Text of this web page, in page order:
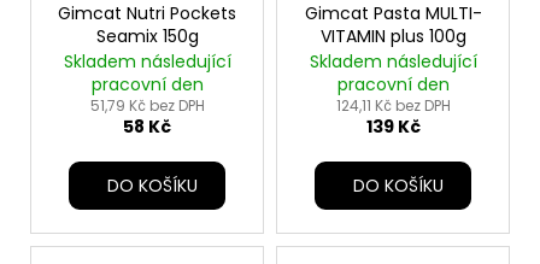
Gimcat Nutri Pockets
Seamix 150g
Skladem následující
pracovní den
51,79 Kč bez DPH
58 Kč
DO KOŠÍKU
Gimcat Pasta MULTI-
VITAMIN plus 100g
Skladem následující
pracovní den
124,11 Kč bez DPH
139 Kč
DO KOŠÍKU